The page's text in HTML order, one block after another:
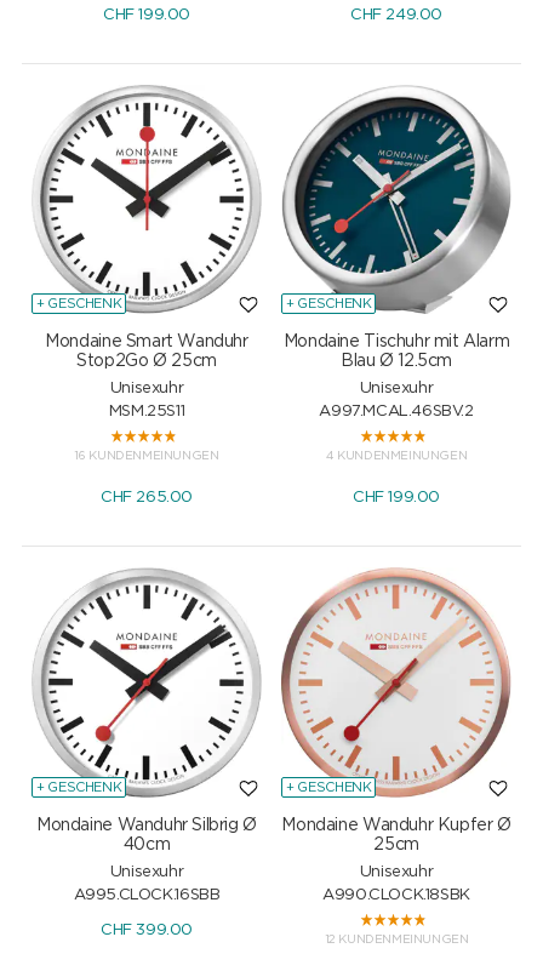
CHF 199.00 CHF 249.00
+ GESCHENK
Mondaine Smart Wanduhr
Stop2Go Ø 25cm
Unisexuhr
MSM.25S11
16 KUNDENMEINUNGEN
CHF 265.00
+ GESCHENK
Mondaine Tischuhr mit Alarm
Blau Ø 12.5cm
Unisexuhr
A997.MCAL.46SBV.2
4 KUNDENMEINUNGEN
CHF 199.00
+ GESCHENK
Mondaine Wanduhr Silbrig Ø
40cm
Unisexuhr
A995.CLOCK.16SBB
CHF399.00
+ GESCHENK
Mondaine Wanduhr Kupfer Ø
25cm
Unisexuhr
A990.CLOCK.18SBK
12 KUNDENMEINUNGEN